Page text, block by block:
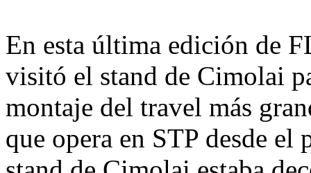
En esta última edición de
visitó el stand de Cimolai
montaje del travel más
que opera en STP desde el